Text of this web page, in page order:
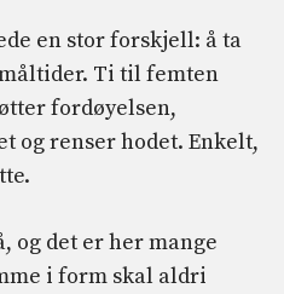
en stor forskjell: å ta
Ti til femten
fordøyelsen,
og renser hodet. Enkelt,
og det er her mange
i form skal aldri